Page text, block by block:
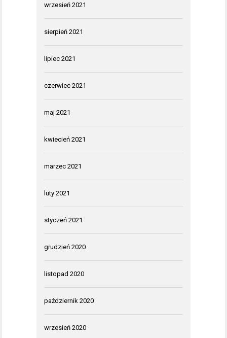
wrzesień 2021
sierpień 2021
lipiec 2021
czerwiec 2021
maj 2021
kwiecień 2021
marzec 2021
luty 2021
styczeń 2021
grudzień 2020
listopad 2020
październik 2020
wrzesień 2020